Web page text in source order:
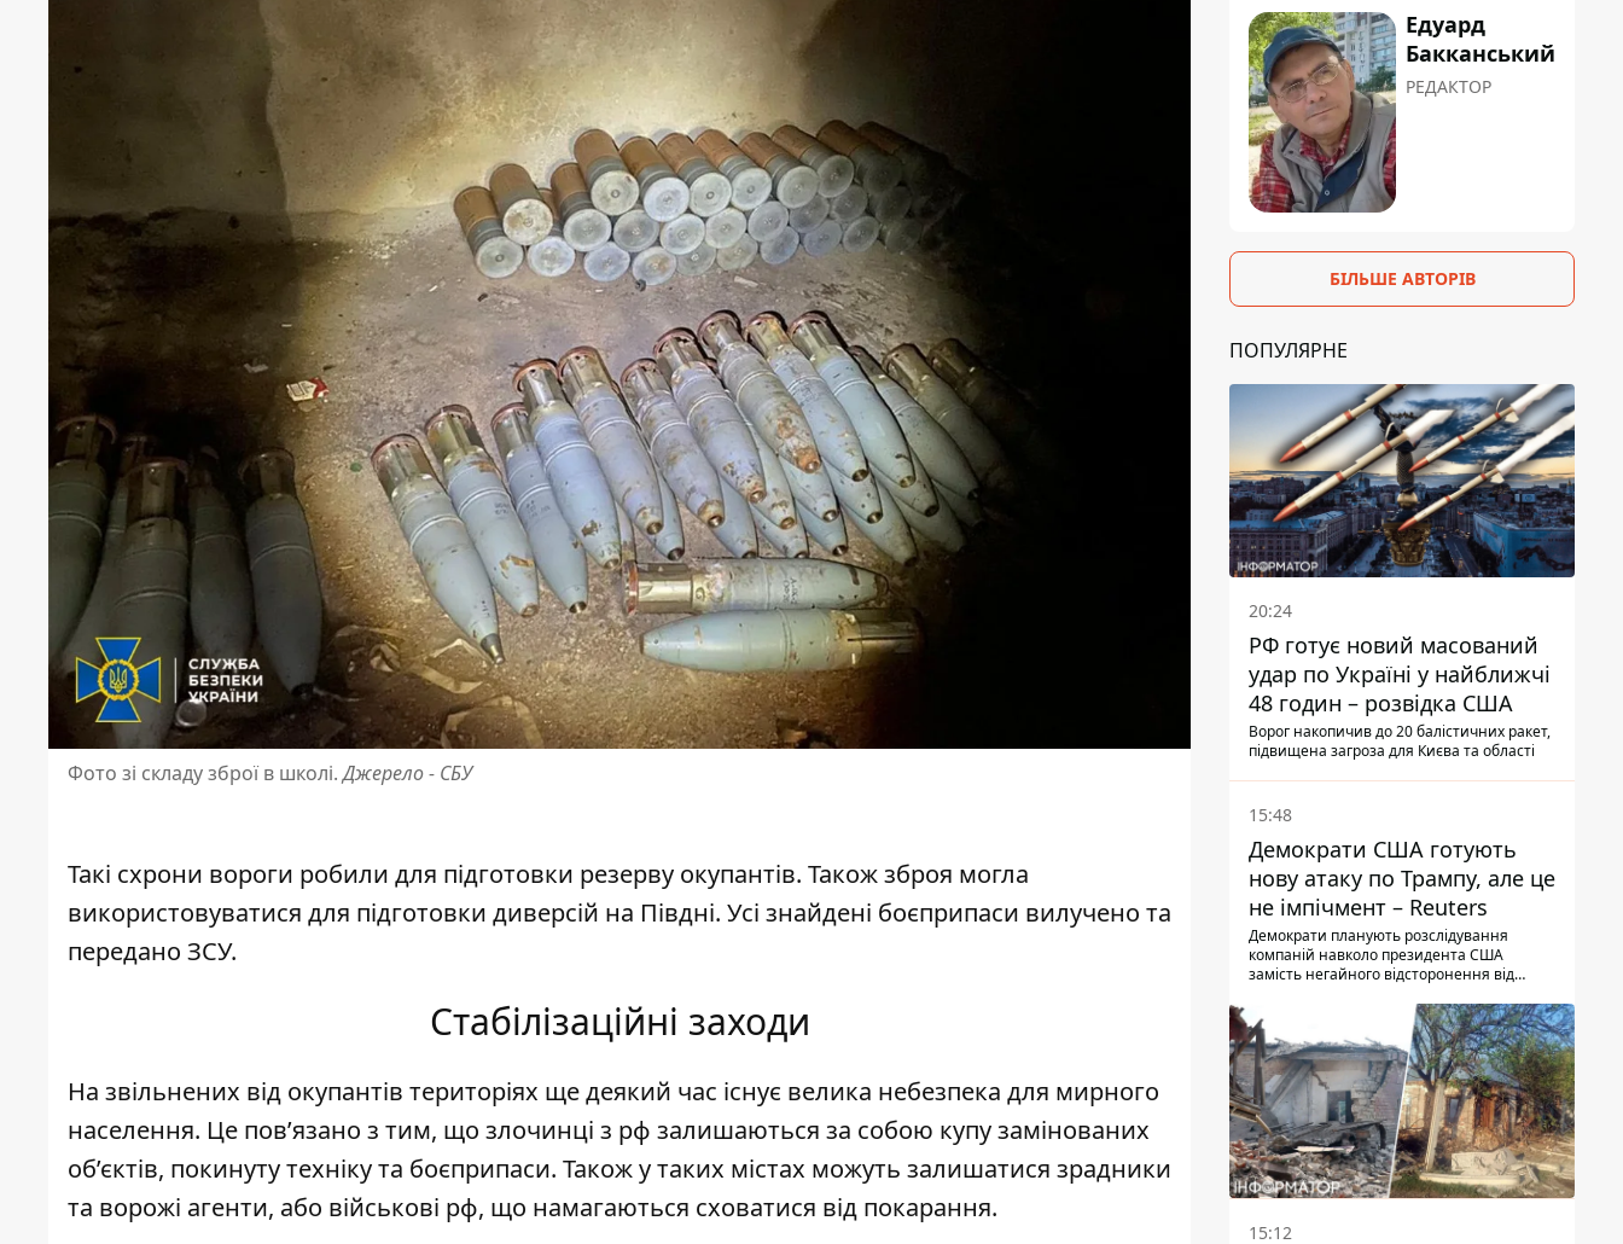
Фото зі складу зброї в школі.Джерело - СБУ
Такі схрони вороги робили для підготовки резерву окупантів. Також зброя могла
використовуватися для підготовки диверсій на Півдні. Усі знайдені боєприпаси вилучено та
передано ЗСУ.
Стабілізаційні заходи
На звільнених від окупантів територіях ще деякий час існує велика небезпека для мирного
населення. Це пов’язано з тим, що злочинці з рф залишаються за собою купу замінованих
об’єктів, покинуту техніку та боєприпаси. Також у таких містах можуть залишатися зрадники
та ворожі агенти, або військові рф, що намагаються сховатися від покарання.
Едуард
Бакканський
РЕДАКТОР
БІЛЬШЕ АВТОРІВ
ПОПУЛЯРНЕ
20:24
РФ готує новий масований
удар по Україні у найближчі
48 годин – розвідка США
Ворог накопичив до 20 балістичних ракет,
підвищена загроза для Києва та області
15:48
Демократи США готують
нову атаку по Трампу, але це
не імпічмент – Reuters
Демократи планують розслідування
компаній навколо президента США
замість негайного відсторонення від
15:12